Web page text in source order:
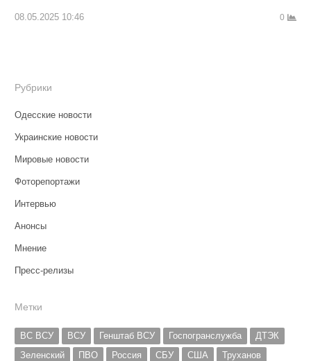
08.05.2025 10:46 0
Рубрики
Одесские новости
Украинские новости
Мировые новости
Фоторепортажи
Интервью
Анонсы
Мнение
Пресс-релизы
Метки
ВС ВСУ ВСУ Генштаб ВСУ Госпогранслужба
ДТЭК
Зеленский
ПВО Россия СБУ США
Труханов